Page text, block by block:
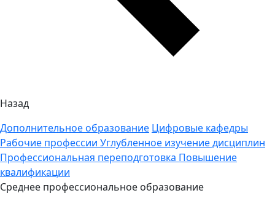
Назад
Дополнительное образование Цифровые кафедры
Рабочие профессии Углубленное изучение дисциплин
Профессиональная переподготовка Повышение
квалификации
Среднее профессиональное образование